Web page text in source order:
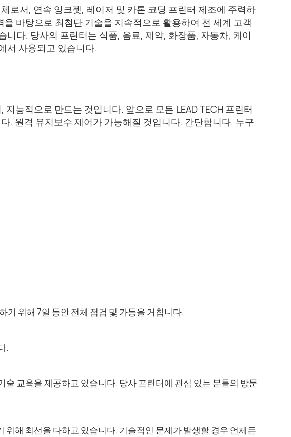
로서, 연속 잉크젯, 레이저 및 카톤 코딩 프린터 제조에 주력하
바탕으로 최첨단 기술을 지속적으로 활용하여 전 세계 고객
니다. 당사의 프린터는 식품, 음료, 제약, 화장품, 자동차, 케이
서 사용되고 있습니다.
능적으로 만드는 것입니다. 앞으로 모든 LEAD TECH 프린터
. 원격 유지보수 제어가 가능해질 것입니다. 간단합니다. 누구
기 위해 7일 동안 전체 점검 및 가동을 거칩니다.
.
술 교육을 제공하고 있습니다. 당사 프린터에 관심 있는 분들의 방문
위해 최선을 다하고 있습니다. 기술적인 문제가 발생할 경우 언제든